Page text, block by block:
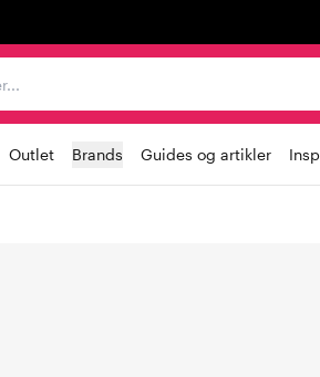
Outlet Brands Guides og artikler